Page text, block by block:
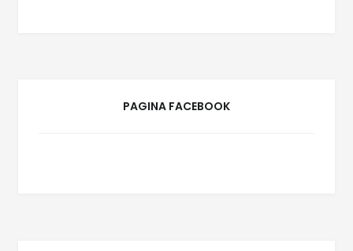
PAGINA FACEBOOK